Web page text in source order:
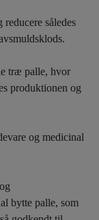
reducere således
træ palle, hvor
produktionen og
og medicinal
bytte palle, som